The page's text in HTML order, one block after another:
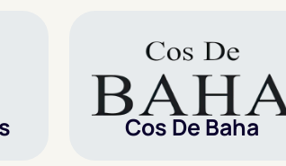
Cos De Baha